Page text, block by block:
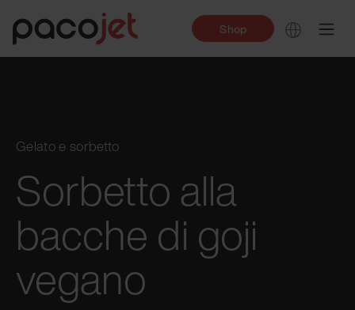
Shop
Gelato e sorbetto
Sorbetto alla
bacche di goji
vegano